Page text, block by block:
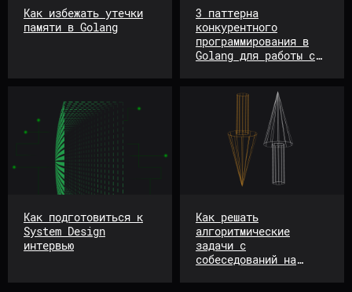
Как избежать утечки
памяти в Golang
3 паттерна
конкурентного
программирования в
Golang для работы с
Как подготовиться к
System Design
интервью
Как решать
алгоритмические
задачи с
собеседований на